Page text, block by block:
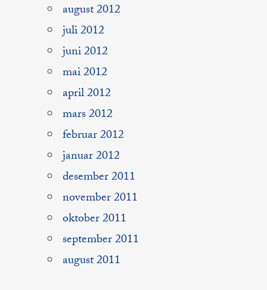
august 2012
juli 2012
juni 2012
mai 2012
april 2012
mars 2012
februar 2012
januar 2012
desember 2011
november 2011
oktober 2011
september 2011
august 2011